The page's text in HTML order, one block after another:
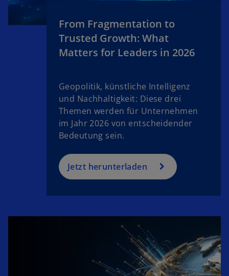
From Fragmentation to
Trusted Growth: What
Matters for Leaders in 2026
Geopolitik, künstliche Intelligenz
und Nachhaltigkeit: Diese drei
Themen werden für Unternehmen
im Jahr 2026 von entscheidender
Bedeutung sein.
Jetzt herunterladen
e
i
n
e
e
u
e
n
R
e
g
is
r